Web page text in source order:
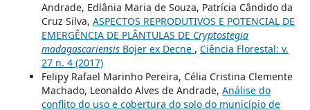
Andrade, Edlânia Maria de Souza, Patrícia Cândido da
Cruz Silva, ASPECTOS REPRODUTIVOS E POTENCIAL DE
EMERGÊNCIA DE PLÂNTULAS DE Cryptostegia
madagascariensisBojer ex Decne , Ciência Florestal: v.
27 n. 4 (2017)
Felipy Rafael Marinho Pereira, Célia Cristina Clemente
Machado, Leonaldo Alves de Andrade, Análise do
conflito do uso e cobertura do solo do município de